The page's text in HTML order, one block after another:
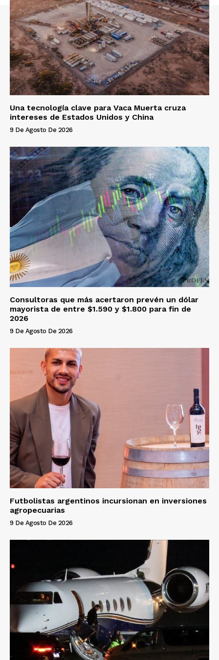
Una tecnología clave para Vaca Muerta cruza
intereses de Estados Unidos y China
9 De Agosto De 2026
Consultoras que más acertaron prevén un dólar
mayorista de entre $1.590 y $1.800 para fin de
2026
9 De Agosto De 2026
Futbolistas argentinos incursionan en inversiones
agropecuarias
9 De Agosto De 2026